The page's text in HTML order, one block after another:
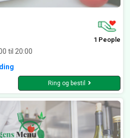
til 20:00
1 People
Ring og bestil